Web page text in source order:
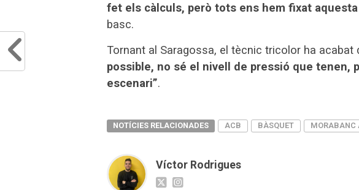
fet els càlculs, però tots ens hem fixat aquesta
basc.
Tornant al Saragossa, el tècnic tricolor ha acabat
possible, no sé el nivell de pressió que tenen,
escenari”.
NOTÍCIES RELACIONADES ACB BÀSQUET MORABANC
Víctor Rodrigues